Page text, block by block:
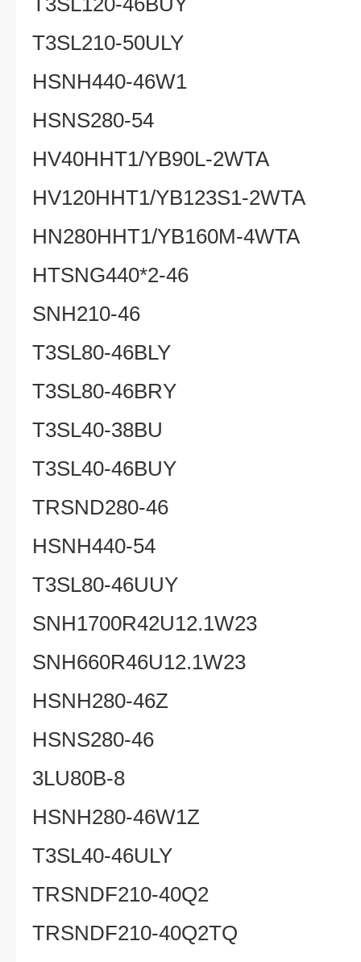
T3SL210-50ULY
HSNH440-46W1
HSNS280-54
HV40HHT1/YB90L-2WTA
HV120HHT1/YB123S1-2WTA
HN280HHT1/YB160M-4WTA
HTSNG440*2-46
SNH210-46
T3SL80-46BLY
T3SL80-46BRY
T3SL40-38BU
T3SL40-46BUY
TRSND280-46
HSNH440-54
T3SL80-46UUY
SNH1700R42U12.1W23
SNH660R46U12.1W23
HSNH280-46Z
HSNS280-46
3LU80B-8
HSNH280-46W1Z
T3SL40-46ULY
TRSNDF210-40Q2
TRSNDF210-40Q2TQ